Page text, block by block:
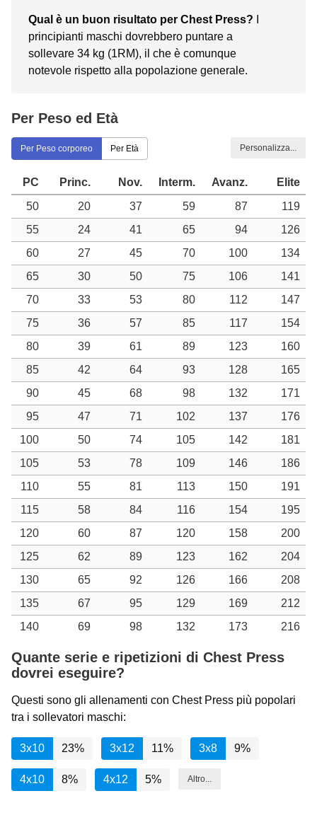
Qual è un buon risultato per Chest Press?
principianti maschi dovrebbero puntare a
sollevare 34 kg (1RM), il che è comunque
notevole rispetto alla popolazione generale.
Per Peso ed Età
Per Peso corporeo Per Età Personalizza...
PC Princ. Nov. Interm. Avanz.
Elite
50
20 37 59 87
119
55
24 41 65 94
126
60
27 45 70 100
134
65
30 50 75 106
141
70
33 53 80 112
147
75
36 57 85 117
154
80
39 61 89 123
160
85
42 64 93 128
165
90
45 68 98 132
171
95
47 71 102 137
176
100
50 74 105 142
181
105
53 78 109 146
186
110
55 81 113 150
191
115
58 84 116 154
195
120
60 87 120 158
200
125
62 89 123 162
204
130
65 92 126 166
208
135
67 95 129 169
212
140
69 98 132 173 216
Quante serie e ripetizioni di Chest Press
dovrei eseguire?
Questi sono gli allenamenti con Chest Press più popolari
tra i sollevatori maschi:
3x10 23% 3x12 11% 3x8 9%
4x10 8% 4x12 5% Altro...